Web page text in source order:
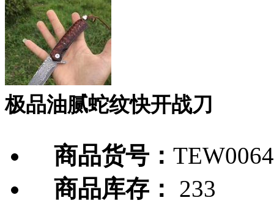
极品油腻蛇纹快开战刀
商品货号：
商品库存：
233